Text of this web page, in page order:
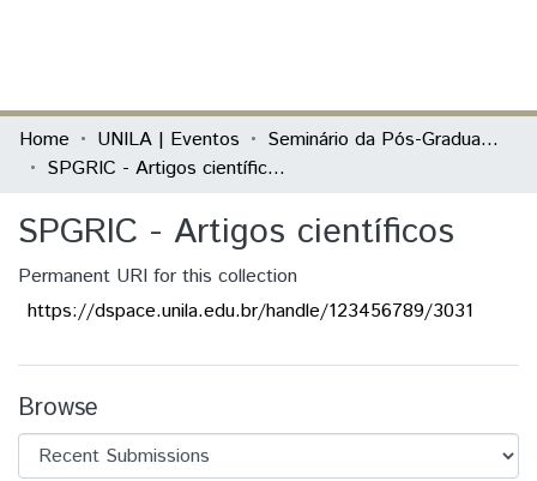
Communities & Collections
All of DSpace
Statistics
Home UNILA | Eventos
Seminário da Pós-Graduação Relações Internacionais Contemporâneas (SPGRIC)
SPGRIC - Artigos científicos
SPGRIC - Artigos científicos
Permanent URI for this collection
https://dspace.unila.edu.br/handle/123456789/3031
Browse